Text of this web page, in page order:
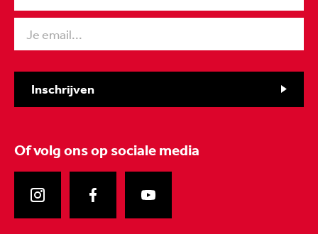
Inschrijven
Of volg onsop sociale media